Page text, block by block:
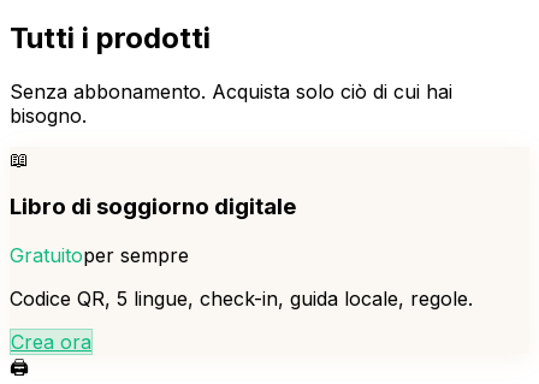
Tutti i prodotti
Senza abbonamento. Acquista solo ciò di cui hai
bisogno.
📖
Libro di soggiorno digitale
Gratuitoper sempre
Codice QR, 5 lingue, check-in, guida locale, regole.
Crea ora
🖨️